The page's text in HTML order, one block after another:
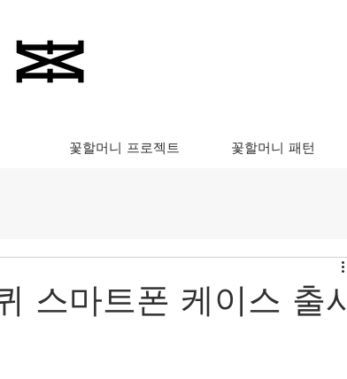
꽃할머니 프로젝트 꽃할머니 패턴
스마트폰 케이스 출시